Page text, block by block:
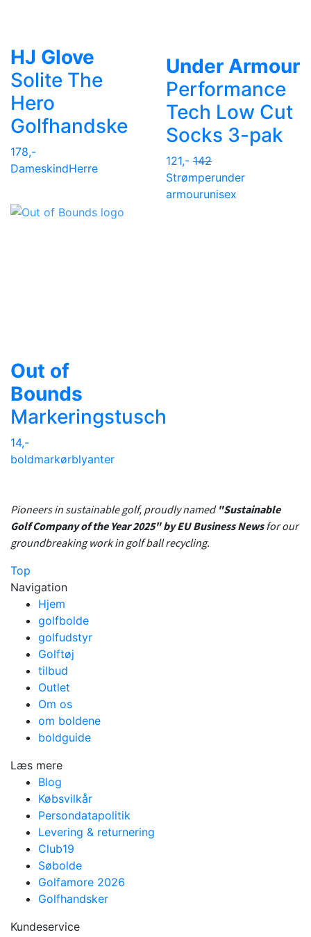
HJ Glove
Solite The
Hero
Golfhandske
178,-
DameskindHerre
Under Armour
Performance
Tech Low Cut
Socks 3-pak
121,- 142
Strømperunder
armourunisex
Out of
Bounds
Markeringstusch
14,-
boldmarkørblyanter
Pioneers in sustainable golf, proudly named "Sustainable
Golf Company of the Year 2025" by EU Business Newsfor our
groundbreaking work in golf ball recycling.
Top
Navigation
Hjem
golfbolde
golfudstyr
Golftøj
tilbud
Outlet
Om os
om boldene
boldguide
Læs mere
Blog
Købsvilkår
Persondatapolitik
Levering & returnering
Club19
Søbolde
Golfamore 2026
Golfhandsker
Kundeservice